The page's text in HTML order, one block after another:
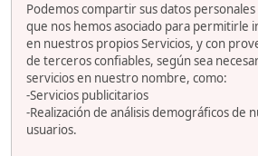
Podemos compartir sus datos
que nos hemos asociado para permitirle
en nuestros propios Servicios, y con
de terceros confiables, según sea
servicios en nuestro nombre, como:
-Servicios publicitarios
-Realización de análisis demográficos de
usuarios.